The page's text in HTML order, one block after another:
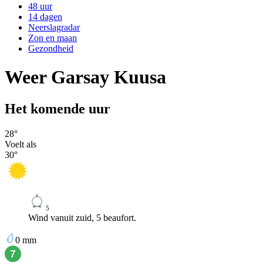
48 uur
14 dagen
Neerslagradar
Zon en maan
Gezondheid
Weer Garsay Kuusa
Het komende uur
28°
Voelt als
30°
5
Wind vanuit zuid, 5 beaufort.
0 mm